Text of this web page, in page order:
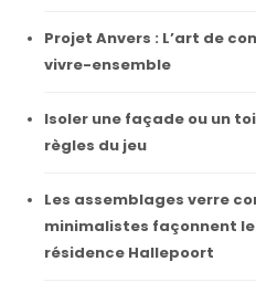
Projet Anvers : L’art de
vivre-ensemble
Isoler une façade ou un
règles du jeu
Les assemblages verre
minimalistes façonnent
résidence Hallepoort